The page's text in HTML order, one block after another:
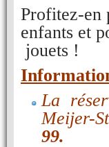
Profitez-en
enfants et
jouets !
La
Meijer-
99.